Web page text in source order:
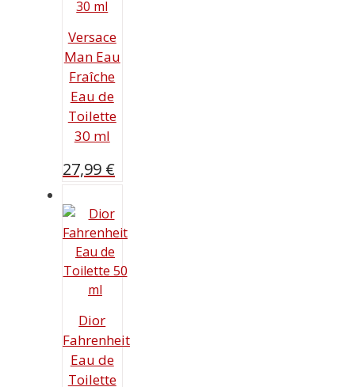
Versace
Man Eau
Fraîche
Eau de
Toilette
30 ml
27,99 €
Dior
Fahrenheit
Eau de
Toilette